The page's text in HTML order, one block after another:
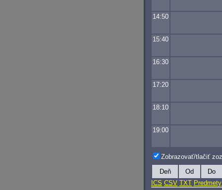
14:50
15:40
16:30
17:20
18:10
19:00
Zobrazovať/tlačiť
Deň Od
Do
ICS CSV TXT Predmety